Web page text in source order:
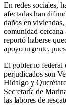
En redes sociales,
afectadas han
daños en
comunidad cercana
reportó haberse
apoyo urgente,
El gobierno federal
perjudicados son
Hidalgo y
Secretaría de
las labores de